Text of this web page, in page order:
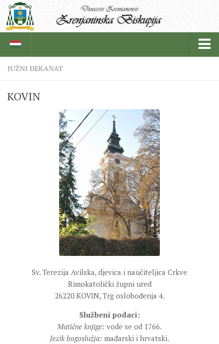
BISKUPSKI ORDINARIJAT
CRKVENE INSTITUCIJE
REDOVNICI
IN MEMORIAM
SEVERNI DEKANAT
SREDNJI DEKANAT
JUŽNI DEKANAT
ARHIVA
ARHIVA GALERIJA
SINODSKA MOLITVA
JUŽNI DEKANAT
KOVIN
Sv. Terezija Avilska, djevica i naučiteljica Crkve
Rimokatolički župni ured
26220 KOVIN, Trg oslobođenja 4.
Službeni podaci:
Matične knjige: vode se od 1766.
Jezik bogoslužja: mađarski i hrvatski.